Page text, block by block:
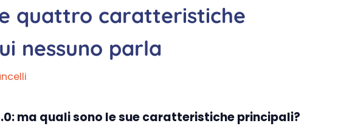
quattro caratteristiche
nessuno parla
ma quali sono le sue caratteristiche principali?